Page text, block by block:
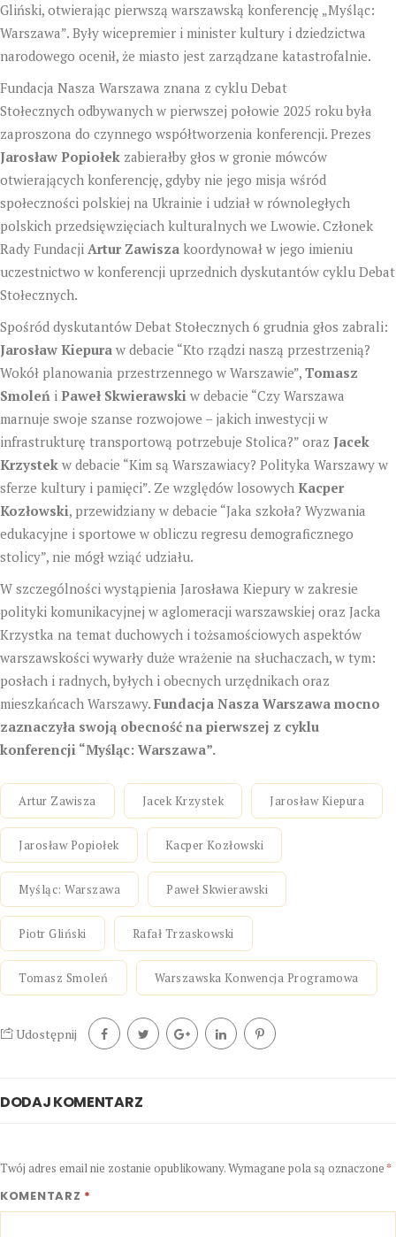
Gliński, otwierając pierwszą warszawską konferencję „Myśląc:
Warszawa”. Były wicepremier i minister kultury i dziedzictwa
narodowego ocenił, że miasto jest zarządzane katastrofalnie.
Fundacja Nasza Warszawa znana z cyklu Debat
Stołecznych odbywanych w pierwszej połowie 2025 roku była
zaproszona do czynnego współtworzenia konferencji. Prezes
Jarosław Popiołek zabierałby głos w gronie mówców
otwierających konferencję, gdyby nie jego misja wśród
społeczności polskiej na Ukrainie i udział w równoległych
polskich przedsięwzięciach kulturalnych we Lwowie. Członek
Rady Fundacji Artur Zawisza koordynował w jego imieniu
uczestnictwo w konferencji uprzednich dyskutantów cyklu Debat
Stołecznych.
Spośród dyskutantów Debat Stołecznych 6 grudnia głos zabrali:
Jarosław Kiepura w debacie “Kto rządzi naszą przestrzenią?
Wokół planowania przestrzennego w Warszawie”, Tomasz
Smoleń i Paweł Skwierawski w debacie “Czy Warszawa
marnuje swoje szanse rozwojowe – jakich inwestycji w
infrastrukturę transportową potrzebuje Stolica?” oraz Jacek
Krzystek w debacie “Kim są Warszawiacy? Polityka Warszawy w
sferze kultury i pamięci”. Ze względów losowych Kacper
Kozłowski, przewidziany w debacie “Jaka szkoła? Wyzwania
edukacyjne i sportowe w obliczu regresu demograficznego
stolicy”, nie mógł wziąć udziału.
W szczególności wystąpienia Jarosława Kiepury w zakresie
polityki komunikacyjnej w aglomeracji warszawskiej oraz Jacka
Krzystka na temat duchowych i tożsamościowych aspektów
warszawskości wywarły duże wrażenie na słuchaczach, w tym:
posłach i radnych, byłych i obecnych urzędnikach oraz
mieszkańcach Warszawy. Fundacja Nasza Warszawa mocno
zaznaczyła swoją obecność na pierwszej z cyklu
konferencji “Myśląc: Warszawa”.
Artur Zawisza Jacek Krzystek Jarosław Kiepura
Jarosław Popiołek Kacper Kozłowski
Myśląc: Warszawa Paweł Skwierawski
Piotr Gliński Rafał Trzaskowski
Tomasz Smoleń Warszawska Konwencja Programowa
Udostępnij
DODAJ KOMENTARZ
Twój adres email nie zostanie opublikowany.Wymagane pola są oznaczone*
KOMENTARZ *